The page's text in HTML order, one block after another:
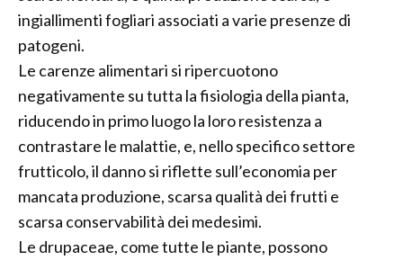
ingiallimenti fogliari associati a varie presenze di
patogeni.
Le carenze alimentari si ripercuotono
negativamente su tutta la fisiologia della pianta,
riducendo in primo luogo la loro resistenza a
contrastare le malattie, e, nello specifico settore
frutticolo, il danno si riflette sull’economia per
mancata produzione, scarsa qualità dei frutti e
scarsa conservabilità dei medesimi.
Le drupaceae, come tutte le piante, possono